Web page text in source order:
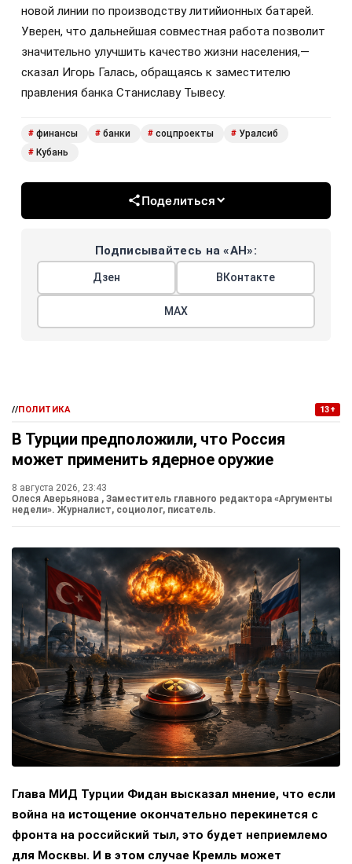
новой линии по производству литийионных батарей.
Уверен, что дальнейшая совместная работа позволит
значительно улучшить качество жизни населения,—
сказал Игорь Галась, обращаясь к заместителю
правления банка Станиславу Тывесу.
# финансы # банки # соцпроекты # Уралсиб
# Кубань
Поделиться
Подписывайтесь на «АН»:
Дзен ВКонтакте
МАХ
//ПОЛИТИКА 13+
В Турции предположили, что Россия
может применить ядерное оружие
8 августа 2026, 23:43
Олеся Аверьянова , Заместитель главного редактора «Аргументы
недели». Журналист, социолог, писатель.
Глава МИД Турции Фидан высказал мнение, что если
война на истощение окончательно перекинется с
фронта на российский тыл, это будет неприемлемо
для Москвы. И в этом случае Кремль может